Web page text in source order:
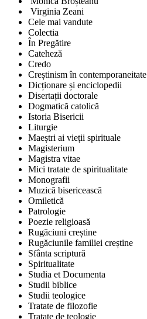
Virginia Zeani
Cele mai vandute
Colectia
În Pregătire
Cateheză
Credo
Creștinism în contemporaneitate
Dicționare și enciclopedii
Disertații doctorale
Dogmatică catolică
Istoria Bisericii
Liturgie
Maeștri ai vieții spirituale
Magisterium
Magistra vitae
Mici tratate de spiritualitate
Monografii
Muzică bisericească
Omiletică
Patrologie
Poezie religioasă
Rugăciuni creștine
Rugăciunile familiei creștine
Sfânta scriptură
Spiritualitate
Studia et Documenta
Studii biblice
Studii teologice
Tratate de filozofie
Tratate de teologie